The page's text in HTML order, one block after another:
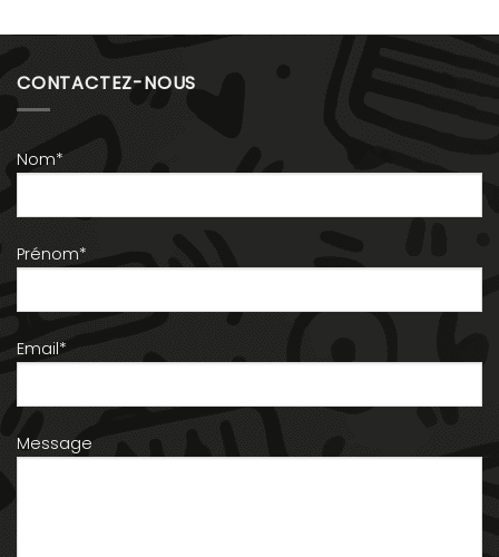
CONTACTEZ-NOUS
Nom*
Prénom*
Email*
Message